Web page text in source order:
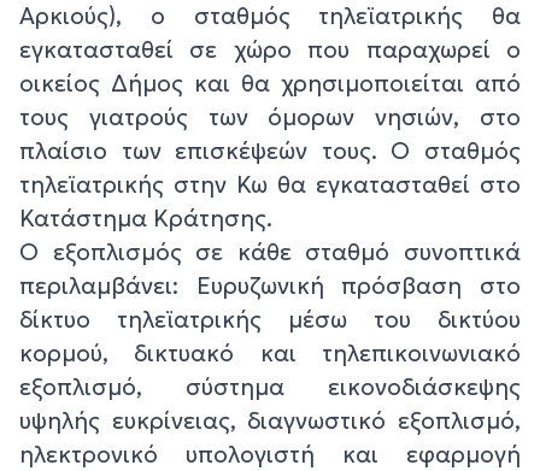
Αρκιούς), ο σταθμός τηλεϊατρικής θα
εγκατασταθεί σε χώρο που παραχωρεί ο
οικείος Δήμος και θα χρησιμοποιείται από
τους γιατρούς των όμορων νησιών, στο
πλαίσιο των επισκέψεών τους. Ο σταθμός
τηλεϊατρικής στην Κω θα εγκατασταθεί στο
Κατάστημα Κράτησης.
Ο εξοπλισμός σε κάθε σταθμό συνοπτικά
περιλαμβάνει: Ευρυζωνική πρόσβαση στο
δίκτυο τηλεϊατρικής μέσω του δικτύου
κορμού, δικτυακό και τηλεπικοινωνιακό
εξοπλισμό, σύστημα εικονοδιάσκεψης
υψηλής ευκρίνειας, διαγνωστικό εξοπλισμό,
ηλεκτρονικό υπολογιστή και εφαρμογή